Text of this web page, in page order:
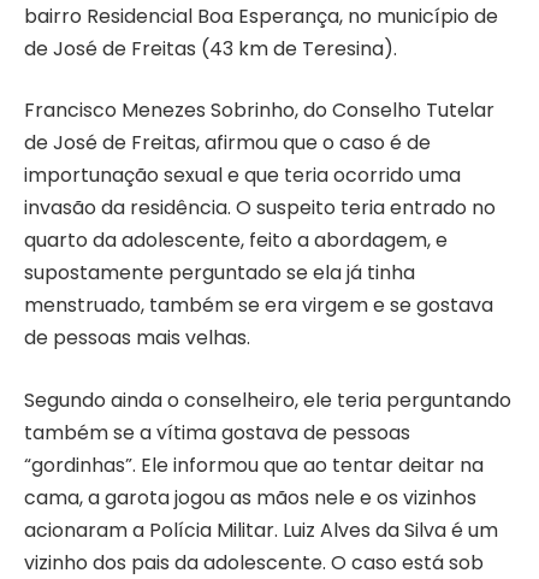
bairro Residencial Boa Esperança, no município de
de José de Freitas (43 km de Teresina).
Francisco Menezes Sobrinho, do Conselho Tutelar
de José de Freitas, afirmou que o caso é de
importunação sexual e que teria ocorrido uma
invasão da residência. O suspeito teria entrado no
quarto da adolescente, feito a abordagem, e
supostamente perguntado se ela já tinha
menstruado, também se era virgem e se gostava
de pessoas mais velhas.
Segundo ainda o conselheiro, ele teria perguntando
também se a vítima gostava de pessoas
“gordinhas”. Ele informou que ao tentar deitar na
cama, a garota jogou as mãos nele e os vizinhos
acionaram a Polícia Militar. Luiz Alves da Silva é um
vizinho dos pais da adolescente. O caso está sob